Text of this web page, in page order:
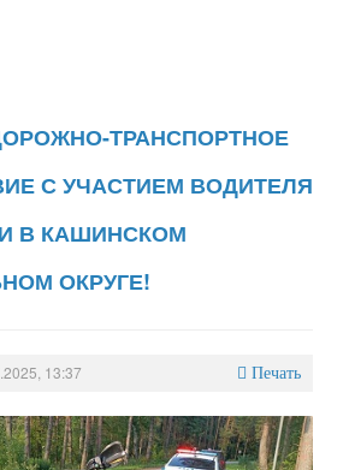
ТРАНСПОРТНОЕ
С УЧАСТИЕМ ВОДИТЕЛЯ
В КАШИНСКОМ
ОКРУГЕ!
13:37 Печать